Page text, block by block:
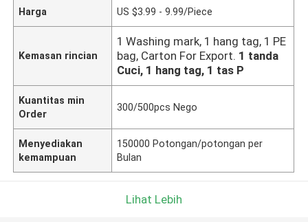
Harga US $3.99 - 9.99/Piece
Kemasan rincian
1 Washing mark, 1 hang tag, 1 PE
bag, Carton For Export. 1 tanda
Cuci, 1 hang tag, 1 tas P
Kuantitas min
Order
300/500pcs Nego
Menyediakan
kemampuan
150000 Potongan/potongan per
Bulan
Lihat Lebih